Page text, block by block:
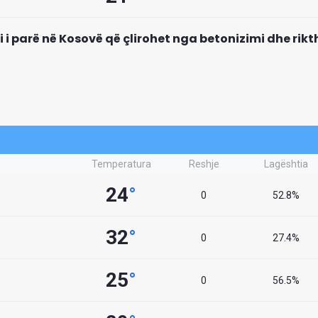
i parë në Kosovë që çlirohet nga betonizimi dhe
Temperatura Reshje Lagështia
24° 0 52.8%
32° 0 27.4%
25° 0 56.5%